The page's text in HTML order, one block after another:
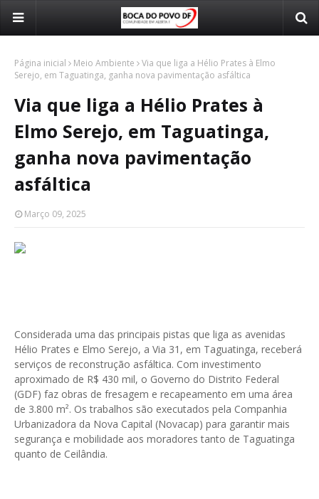
Página inicial Meio Ambiente
Via que liga a Hélio Prates à Elmo
Serejo, em Taguatinga, ganha nova pavimentação asfáltica
Via que liga a Hélio Prates à
Elmo Serejo, em Taguatinga,
ganha nova pavimentação
asfáltica
Março 09, 2025
Considerada uma das principais pistas que liga as avenidas
Hélio Prates e Elmo Serejo, a Via 31, em Taguatinga, receberá
serviços de reconstrução asfáltica. Com investimento
aproximado de R$ 430 mil, o Governo do Distrito Federal
(GDF) faz obras de fresagem e recapeamento em uma área
de 3.800 m². Os trabalhos são executados pela Companhia
Urbanizadora da Nova Capital (Novacap) para garantir mais
segurança e mobilidade aos moradores tanto de Taguatinga
quanto de Ceilândia.